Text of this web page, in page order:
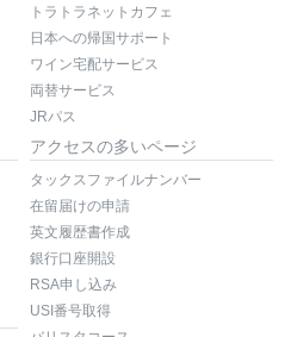
トラトラネットカフェ
日本への帰国サポート
ワイン宅配サービス
両替サービス
JRパス
アクセスの多いページ
タックスファイルナンバー
在留届けの申請
英文履歴書作成
銀行口座開設
RSA申し込み
USI番号取得